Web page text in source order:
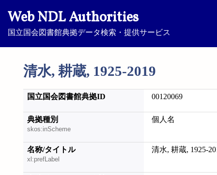
Web NDL Authorities
国立国会図書館典拠データ検索・提供サービス
清水, 耕蔵, 1925-2019
国立国会図書館典拠ID 00120069
典拠種別
skos:inScheme
個人名
名称/タイトル
xl:prefLabel
清水, 耕蔵, 1925-